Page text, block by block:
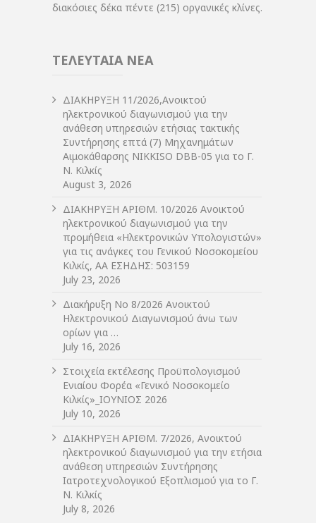
διακόσιες δέκα πέντε (215) οργανικές κλίνες.
ΤΕΛΕΥΤΑΙΑ ΝΕΑ
ΔIΑΚΗΡΥΞΗ 11/2026,Ανοικτού
ηλεκτρονικού διαγωνισμού για την
ανάθεση υπηρεσιών ετήσιας τακτικής
Συντήρησης επτά (7) Μηχανημάτων
Αιμοκάθαρσης NIKKISO DBB-05 για το Γ.
Ν. Κιλκίς
August 3, 2026
ΔIΑΚΗΡΥΞΗ ΑΡIΘΜ. 10/2026 Ανοικτού
ηλεκτρονικού διαγωνισμού για την
προμήθεια «Ηλεκτρονικών Υπολογιστών»
για τις ανάγκες του Γενικού Νοσοκομείου
Κιλκίς, ΑΑ ΕΣΗΔΗΣ: 503159
July 23, 2026
Διακήρυξη Νο 8/2026 Ανοικτού
Ηλεκτρονικού Διαγωνισμού άνω των
ορίων για …
July 16, 2026
Στοιχεία εκτέλεσης Προϋπολογισμού
Ενιαίου Φορέα «Γενικό Νοσοκομείο
Κιλκίς»_ΙΟΥΝΙΟΣ 2026
July 10, 2026
ΔIΑΚΗΡΥΞΗ ΑΡIΘΜ. 7/2026, Ανοικτού
ηλεκτρονικού διαγωνισμού για την ετήσια
ανάθεση υπηρεσιών Συντήρησης
Ιατροτεχνολογικού Εξοπλισμού για το Γ.
Ν. Κιλκίς
July 8, 2026